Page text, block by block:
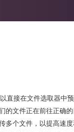
以直接在文件选取器中
的文件正在前往正确的
多个文件，以提高速度